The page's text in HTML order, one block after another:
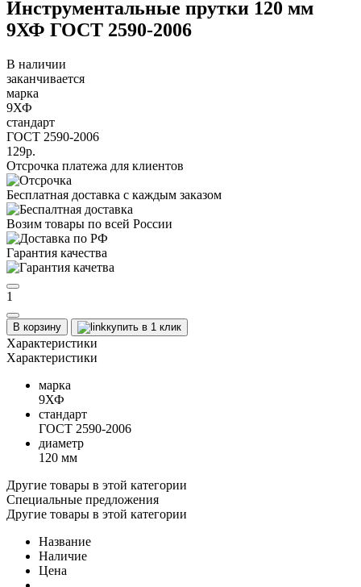
Инструментальные прутки 120 мм
9ХФ ГОСТ 2590-2006
В наличии
заканчивается
марка
9ХФ
стандарт
ГОСТ 2590-2006
129р.
Отсрочка платежа для клиентов
Бесплатная доставка с каждым заказом
Возим товары по всей России
Гарантия качества
1
В корзину купить в 1 клик
Характеристики
Характеристики
марка
9ХФ
стандарт
ГОСТ 2590-2006
диаметр
120 мм
Другие товары в этой категории
Специальные предложения
Другие товары в этой категории
Название
Наличие
Цена